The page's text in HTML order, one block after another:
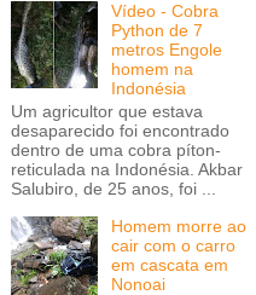
Vídeo - Cobra
Python de 7
metros Engole
homem na
Indonésia
Um agricultor que estava
desaparecido foi encontrado
dentro de uma cobra píton-
reticulada na Indonésia. Akbar
Salubiro, de 25 anos, foi ...
Homem morre ao
cair com o carro
em cascata em
Nonoai